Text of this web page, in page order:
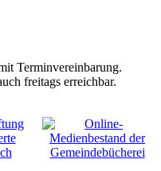
Terminvereinbarung.
freitags erreichbar.